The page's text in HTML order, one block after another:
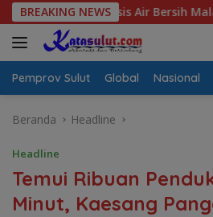
Langsung
ke
konten
BREAKING NEWS
Air Bersih Malalayang II
Pemprov Sulut Global Nasional
Beranda Headline
Headline
Temui Ribuan
Minut, Kaesang